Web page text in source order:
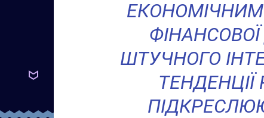
ШТУЧНОГО
ТЕНДЕНЦІЇ